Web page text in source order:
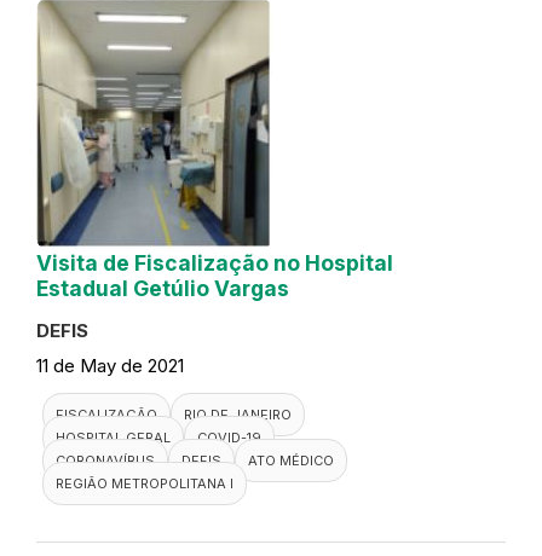
Visita de Fiscalização no Hospital
Estadual Getúlio Vargas
DEFIS
11 de May de 2021
FISCALIZAÇÃO
RIO DE JANEIRO
HOSPITAL GERAL
COVID-19
CORONAVÍRUS
DEFIS
ATO MÉDICO
REGIÃO METROPOLITANA I